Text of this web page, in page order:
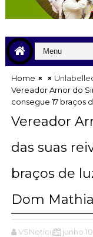
Home
Vereador Arnor do
consegue 17 braços
Vereador
das suas
braços de
Dom
VSNotícias junho